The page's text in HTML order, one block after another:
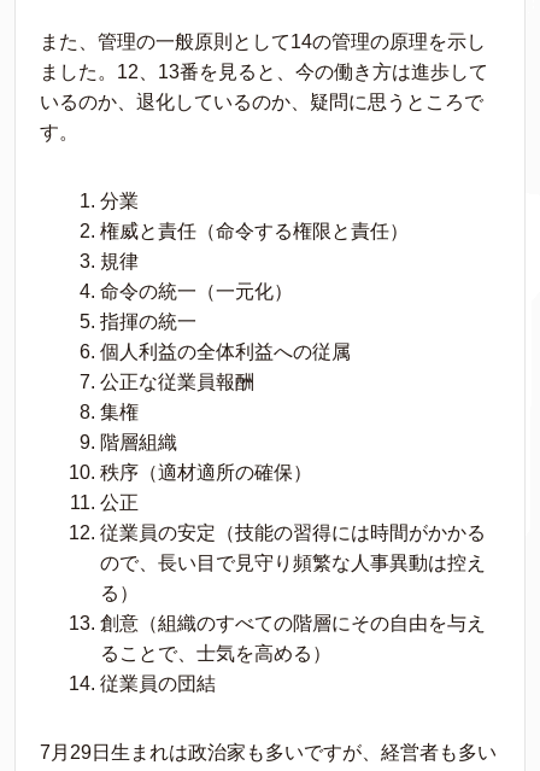
また、管理の一般原則として14の管理の原理を示し
ました。12、13番を見ると、今の働き方は進歩して
いるのか、退化しているのか、疑問に思うところで
す。
分業
権威と責任（命令する権限と責任）
規律
命令の統一（一元化）
指揮の統一
個人利益の全体利益への従属
公正な従業員報酬
集権
階層組織
秩序（適材適所の確保）
公正
従業員の安定（技能の習得には時間がかかる
ので、長い目で見守り頻繁な人事異動は控え
る）
創意（組織のすべての階層にその自由を与え
ることで、士気を高める）
従業員の団結
7月29日生まれは政治家も多いですが、経営者も多い